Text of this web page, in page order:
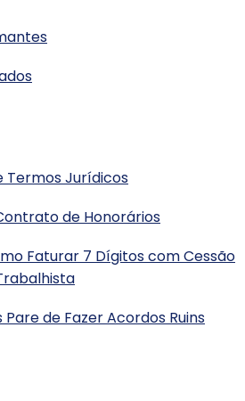
Termos Jurídicos
de Honorários
Faturar 7 Dígitos com Cessão
de Fazer Acordos Ruins